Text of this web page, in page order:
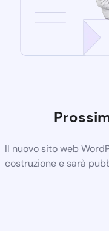
Il nuovo sito web
costruzione e sarà